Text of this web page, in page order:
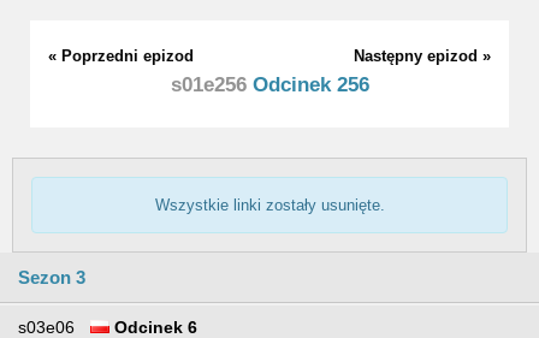
« Poprzedni epizod Następny epizod »
s01e256Odcinek 256
Wszystkie linki zostały usunięte.
Sezon 3
s03e06 Odcinek 6